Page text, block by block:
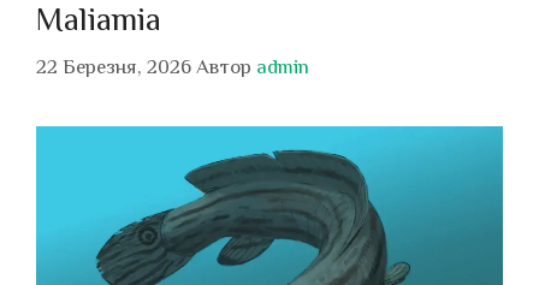
Maliamia
22 Березня, 2026 Автор admin